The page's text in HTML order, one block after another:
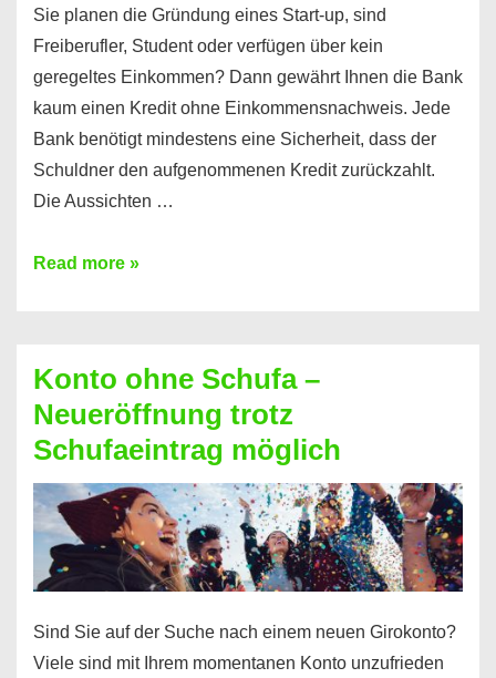
Sie planen die Gründung eines Start-up, sind
Freiberufler, Student oder verfügen über kein
geregeltes Einkommen? Dann gewährt Ihnen die Bank
kaum einen Kredit ohne Einkommensnachweis. Jede
Bank benötigt mindestens eine Sicherheit, dass der
Schuldner den aufgenommenen Kredit zurückzahlt.
Die Aussichten …
Mit
Sie
einen
Kredit
ohne
Einkommensnachweis
Read more »
Konto ohne Schufa –
Neueröffnung trotz
Schufaeintrag möglich
Sind Sie auf der Suche nach einem neuen Girokonto?
Viele sind mit Ihrem momentanen Konto unzufrieden